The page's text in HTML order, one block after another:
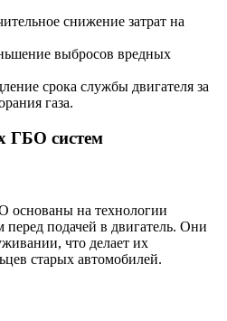
снижение затрат на
выбросов вредных
срока службы двигателя за
газа.
ГБО систем
основаны на технологии
перед подачей в двигатель. Они
что делает их
старых автомобилей.